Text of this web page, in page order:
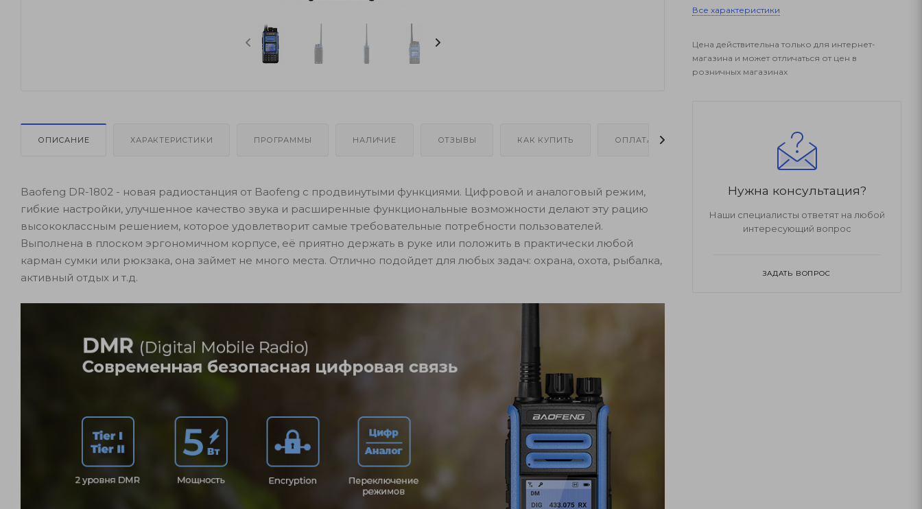
ОПИСАНИЕ ХАРАКТЕРИСТИКИ ПРОГРАММЫ НАЛИЧИЕ ОТЗЫВЫ КАК КУПИТЬ ОПЛАТА
Baofeng DR-1802 - новая радиостанция от Baofeng с продвинутыми функциями. Цифровой и аналоговый режим,
гибкие настройки, улучшенное качество звука и расширенные функциональные возможности делают эту рацию
высококлассным решением, которое удовлетворит самые требовательные потребности пользователей.
Выполнена в плоском эргономичном корпусе, её приятно держать в руке или положить в практически любой
карман сумки или рюкзака, она займет не много места. Отлично подойдет для любых задач: охрана, охота, рыбалка,
активный отдых и т.д.
Все характеристики
Цена действительна только для интернет-
магазина и может отличаться от цен в
розничных магазинах
Нужна консультация?
Наши специалисты ответят на любой
интересующий вопрос
ЗАДАТЬ ВОПРОС